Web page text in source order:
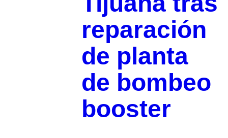
reparación
de planta
de bombeo
booster